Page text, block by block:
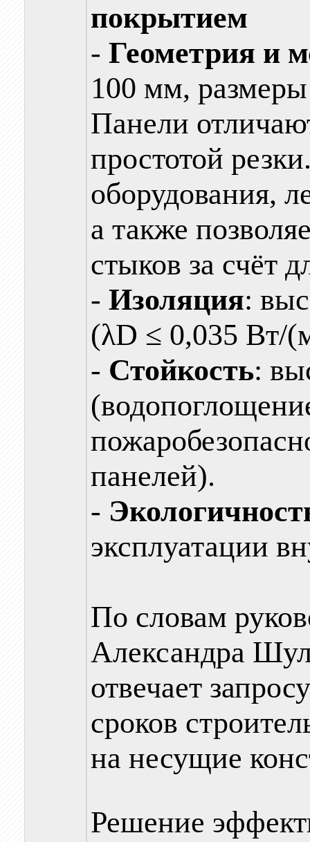
покрытием
- Геометрия и
100 мм,
Панели
простотой
оборудования,
а также
стыков за счёт
- Изоляция:
(λD ≤ 0,035 Вт/
- Стойкость:
панелей).
-
эксплуатации
По словам
Александра
отвечает
сроков
на несущие
Решение